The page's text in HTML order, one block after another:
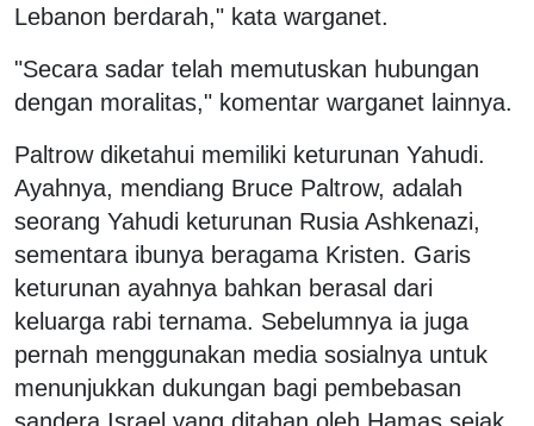
Lebanon berdarah," kata warganet.
"Secara sadar telah memutuskan hubungan
dengan moralitas," komentar warganet lainnya.
Paltrow diketahui memiliki keturunan Yahudi.
Ayahnya, mendiang Bruce Paltrow, adalah
seorang Yahudi keturunan Rusia Ashkenazi,
sementara ibunya beragama Kristen. Garis
keturunan ayahnya bahkan berasal dari
keluarga rabi ternama. Sebelumnya ia juga
pernah menggunakan media sosialnya untuk
menunjukkan dukungan bagi pembebasan